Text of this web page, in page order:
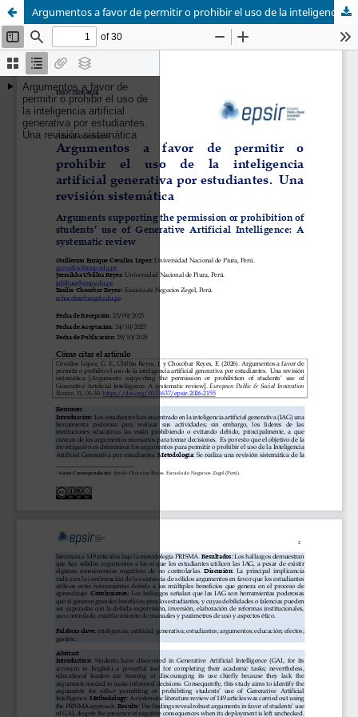
Argumentos a favor de permitir o prohibir el uso de la inteligencia artificial generativa por estudiantes. Una revisión sistemática